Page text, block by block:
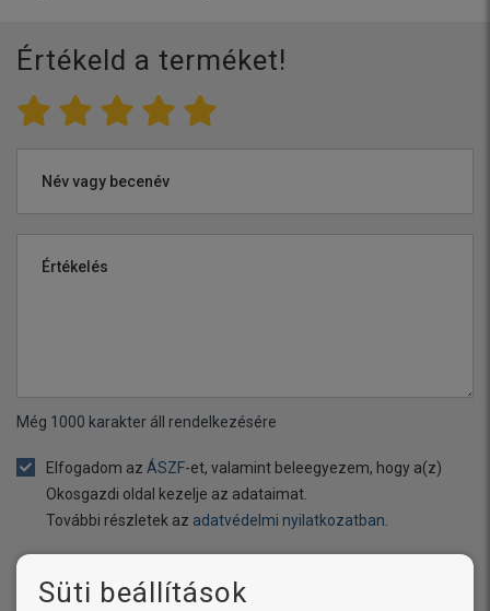
Értékeld a terméket!
Név vagy becenév
Értékelés
Még 1000 karakter áll rendelkezésére
Elfogadom az ÁSZF-et, valamint beleegyezem, hogy a(z)
Okosgazdi oldal kezelje az adataimat.
További részletek az adatvédelmi nyilatkozatban.
ÉRTÉKELÉS ELKÜLDÉSE
Süti beállítások